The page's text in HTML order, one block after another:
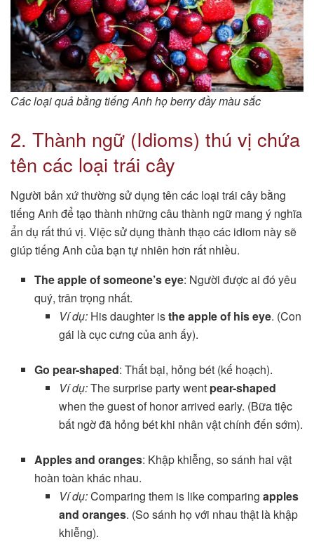
Các loại quả bằng tiếng Anh họ berry đầy màu sắc
2. Thành ngữ (Idioms) thú vị chứa
tên các loại trái cây
Người bản xứ thường sử dụng tên các loại trái cây bằng
tiếng Anh để tạo thành những câu thành ngữ mang ý nghĩa
ẩn dụ rất thú vị. Việc sử dụng thành thạo các idiom này sẽ
giúp tiếng Anh của bạn tự nhiên hơn rất nhiều.
The apple of someone’s eye: Người được ai đó yêu
quý, trân trọng nhất.
Ví dụ:His daughter isthe apple of his eye. (Con
gái là cục cưng của anh ấy).
Go pear-shaped: Thất bại, hỏng bét (kế hoạch).
Ví dụ:The surprise party went pear-shaped
when the guest of honor arrived early. (Bữa tiệc
bất ngờ đã hỏng bét khi nhân vật chính đến sớm).
Apples and oranges: Khập khiễng, so sánh hai vật
hoàn toàn khác nhau.
Ví dụ:Comparing them is like comparing apples
and oranges. (So sánh họ với nhau thật là khập
khiễng).